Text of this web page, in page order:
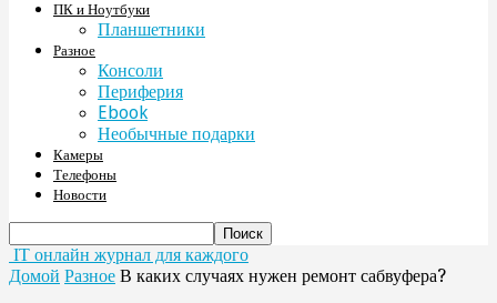
ПК и Ноутбуки
Планшетники
Разное
Консоли
Периферия
Ebook
Необычные подарки
Камеры
Телефоны
Новости
IT онлайн журнал для каждого
Домой Разное В каких случаях нужен ремонт сабвуфера?